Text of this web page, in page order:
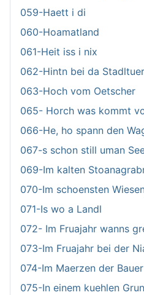
059-Haett i di
060-Hoamatland
061-Heit iss i nix
062-Hintn bei da Stadltuer
063-Hoch vom Oetscher
065- Horch was kommt
066-He, ho spann den
067-s schon still uman
069-Im kalten
070-Im schoensten
071-Is wo a Landl
072- Im Fruajahr wanns
073-Im Fruajahr bei der
074-Im Maerzen der Bauer
075-In einem kuehlen